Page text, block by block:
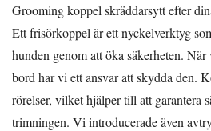
Grooming koppel skräddarsytt efter
Ett frisörkoppel är ett nyckelverktyg
hunden genom att öka säkerheten.
bord har vi ett ansvar att skydda den.
rörelser, vilket hjälper till att garantera
trimningen. Vi introducerade även